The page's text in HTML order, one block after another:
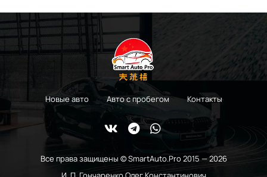
Новые авто Авто с пробегом Контакты
Все права защищены © SmartAuto.Pro 2015 — 2026